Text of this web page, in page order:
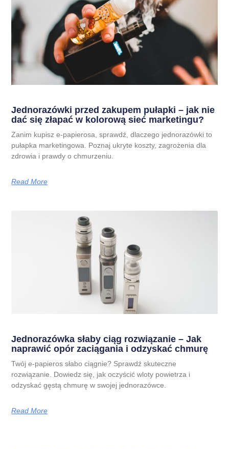
Jednorazówki przed zakupem pułapki – jak nie
dać się złapać w kolorową sieć marketingu?
Zanim kupisz e-papierosa, sprawdź, dlaczego jednorazówki to
pułapka marketingowa. Poznaj ukryte koszty, zagrożenia dla
zdrowia i prawdy o chmurzeniu.
Read More
Jednorazówka słaby ciąg rozwiązanie – Jak
naprawić opór zaciągania i odzyskać chmurę
Twój e-papieros słabo ciągnie? Sprawdź skuteczne
rozwiązanie. Dowiedz się, jak oczyścić wloty powietrza i
odzyskać gęstą chmurę w swojej jednorazówce.
Read More